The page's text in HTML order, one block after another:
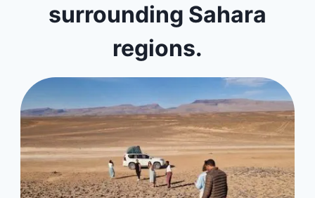
surrounding Sahara
regions.